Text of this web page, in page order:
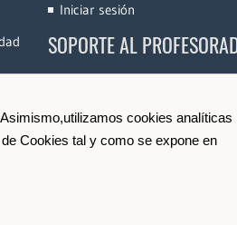
cookies analíticas
Cookies tal y como se expone en
Iniciar sesión
SOPORTE AL
Conoce e-Videocinco
Darse de Alta